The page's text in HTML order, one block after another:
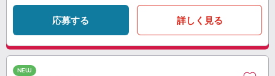
応募する 詳しく見る
NEW